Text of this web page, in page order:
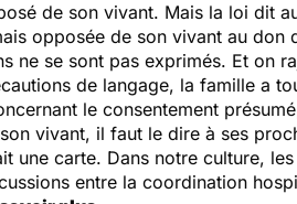
de son vivant. Mais la loi dit
opposée de son vivant au
ne se sont pas exprimés. Et on
de langage, la famille a
le consentement
vivant, il faut le dire à ses
une carte. Dans notre culture,
entre la coordination